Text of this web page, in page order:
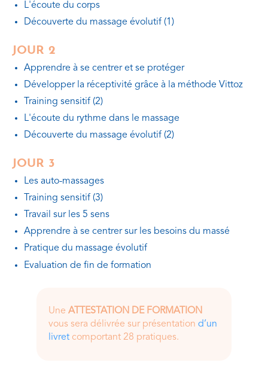
L'écoute du corps
Découverte du massage évolutif (1)
JOUR 2
Apprendre à se centrer et se protéger
Développer la réceptivité grâce à la méthode Vittoz
Training sensitif (2)
L'écoute du rythme dans le massage
Découverte du massage évolutif (2)
JOUR 3
Les auto-massages
Training sensitif (3)
Travail sur les 5 sens
Apprendre à se centrer sur les besoins du massé
Pratique du massage évolutif
Evaluation de fin de formation
Une ATTESTATION DE FORMATION
vous sera délivrée sur présentation d’un
livretcomportant 28 pratiques.